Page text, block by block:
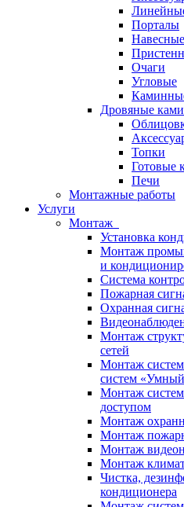
Порталы
Навесные
Очаги
Угловые
Дровяные
Топки
Готовые
Печи
Монтажные работы
Услуги
Монтаж
Установка
Монтаж
и
Система
Пожарная
Охранная
Монтаж
сетей
Монтаж
систем
Монтаж
доступом
Монтаж
Монтаж
Монтаж
Монтаж
Чистка,
кондиционера